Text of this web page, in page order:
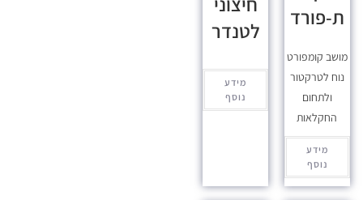
ת-פורד
מושב קומפורט
נוח לטרקטור
ולתחום
החקלאות
מידע
נוסף
לטנדר
מידע
נוסף